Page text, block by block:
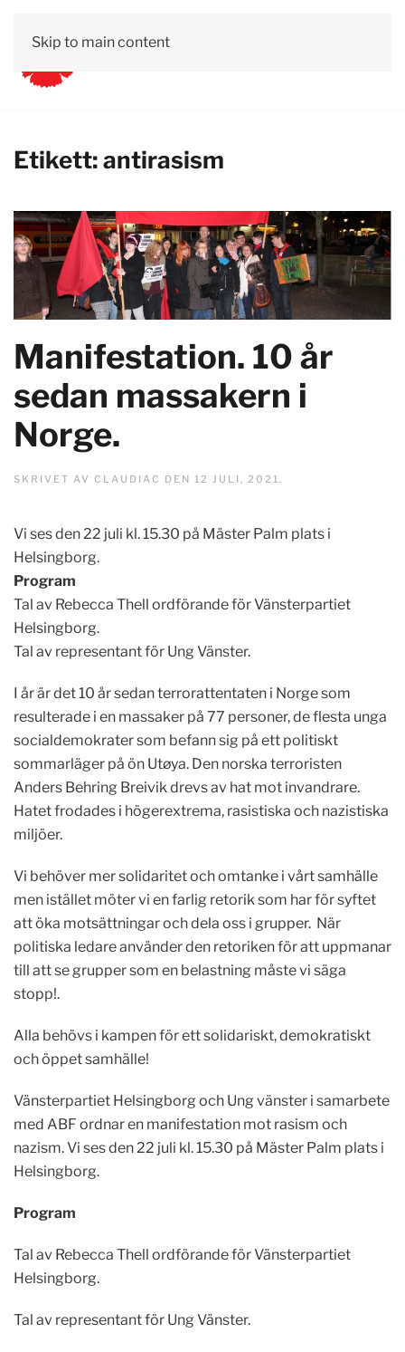
Skip to main content
Etikett:antirasism
Manifestation. 10 år
sedan massakern i
Norge.
SKRIVET AV CLAUDIAC DEN 12 JULI, 2021.
Vi ses den 22 juli kl. 15.30 på Mäster Palm plats i
Helsingborg.
Program
Tal av Rebecca Thell ordförande för Vänsterpartiet
Helsingborg.
Tal av representant för Ung Vänster.
I år är det 10 år sedan terrorattentaten i Norge som
resulterade i en massaker på 77 personer, de flesta unga
socialdemokrater som befann sig på ett politiskt
sommarläger på ön Utøya. Den norska terroristen
Anders Behring Breivik drevs av hat mot invandrare.
Hatet frodades i högerextrema, rasistiska och nazistiska
miljöer.
Vi behöver mer solidaritet och omtanke i vårt samhälle
men istället möter vi en farlig retorik som har för syftet
att öka motsättningar och dela oss i grupper. När
politiska ledare använder den retoriken för att uppmanar
till att se grupper som en belastning måste vi säga
stopp!.
Alla behövs i kampen för ett solidariskt, demokratiskt
och öppet samhälle!
Vänsterpartiet Helsingborg och Ung vänster i samarbete
med ABF ordnar en manifestation mot rasism och
nazism. Vi ses den 22 juli kl. 15.30 på Mäster Palm plats i
Helsingborg.
Program
Tal av Rebecca Thell ordförande för Vänsterpartiet
Helsingborg.
Tal av representant för Ung Vänster.